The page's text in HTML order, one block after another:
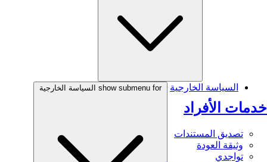
خدمات الأفراد
تصديق المستندات
وثيقة العودة
تواجدي
السياسة الخارجية show submenu for السياسة الخارجية